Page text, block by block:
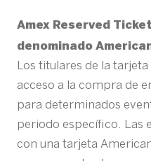
Amex Reserved
denominado
Los titulares de la
acceso a la compra de
para determinados
periodo específico. Las
con una tarjeta